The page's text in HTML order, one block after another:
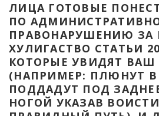
ЛИЦА ГОТОВЫЕ
ПО
ПРАВОНАРУШЕНИЮ ЗА
ХУЛИГАСТВО СТАТЬИ
КОТОРЫЕ УВИДЯТ ВАШ
(НАПРИМЕР: ПЛЮНУТ
ПОДДАДУТ ПОД
НОГОЙ УКАЗАВ